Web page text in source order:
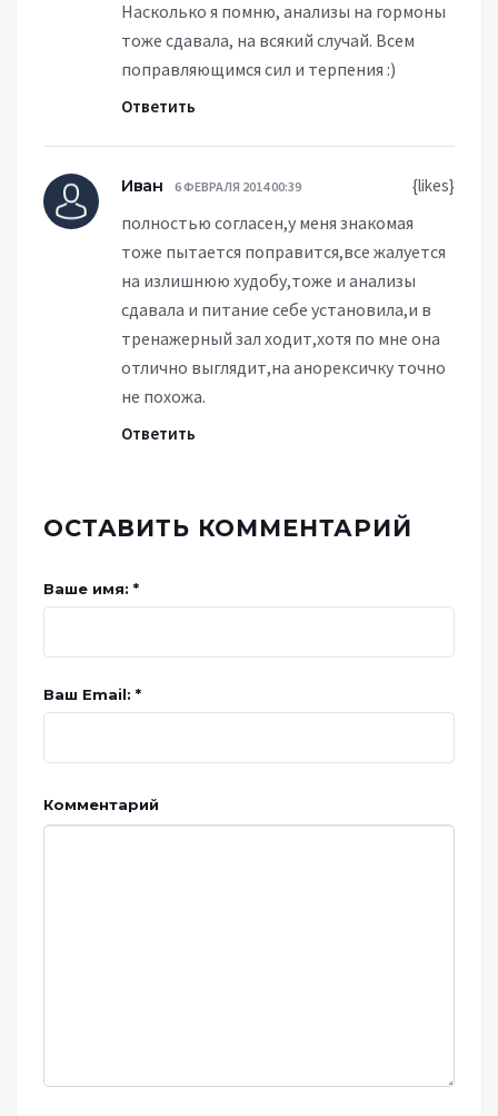
Насколько я помню, анализы на гормоны
тоже сдавала, на всякий случай. Всем
поправляющимся сил и терпения :)
Ответить
{likes}
Иван 6 ФЕВРАЛЯ 2014 00:39
полностью согласен,у меня знакомая
тоже пытается поправится,все жалуется
на излишнюю худобу,тоже и анализы
сдавала и питание себе установила,и в
тренажерный зал ходит,хотя по мне она
отлично выглядит,на анорексичку точно
не похожа.
Ответить
ОСТАВИТЬ КОММЕНТАРИЙ
Ваше имя: *
Ваш Email: *
Комментарий